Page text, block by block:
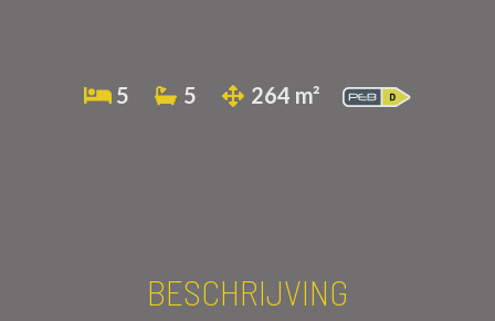
5 5 264 m²
BESCHRIJVING